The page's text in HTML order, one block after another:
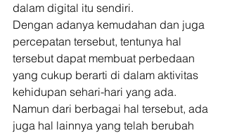
dalam digital itu sendiri.
Dengan adanya kemudahan dan juga
percepatan tersebut, tentunya hal
tersebut dapat membuat perbedaan
yang cukup berarti di dalam aktivitas
kehidupan sehari-hari yang ada.
Namun dari berbagai hal tersebut, ada
juga hal lainnya yang telah berubah